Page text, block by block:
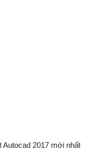
Autocad 2017 mới nhất